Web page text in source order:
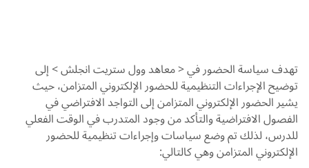
تهدف سياسة الحضور في < معاهد وول ستريت انجلش > إلى
توضيح الإجراءات التنظيمية للحضور الإلكتروني المتزامن، حيث
يشير الحضور الإلكتروني المتزامن إلى التواجد الافتراضي في
الفصول الافتراضية والتأكد من وجود المتدرب في الوقت الفعلي
للدرس، لذلك تم وضع سياسات وإجراءات تنظيمية للحضور
الإلكتروني المتزامن وهي كالتالي: